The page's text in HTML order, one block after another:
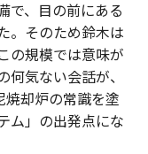
で、目の前にある
。そのため鈴木は
の規模では意味が
気ない会話が、
却炉の常識を塗
ム」の出発点にな